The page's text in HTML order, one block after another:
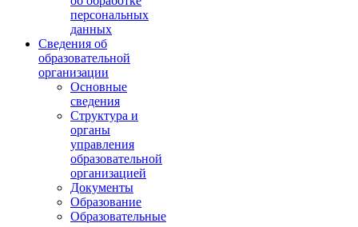
персональных
данных
Сведения об
образовательной
организации
Основные
сведения
Структура и
органы
управления
образовательной
организацией
Документы
Образование
Образовательные